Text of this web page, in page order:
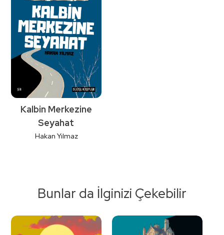
Detaylı
İncele
Kalbin Merkezine
Seyahat
Hakan Yılmaz
Bunlar da İlginizi Çekebilir